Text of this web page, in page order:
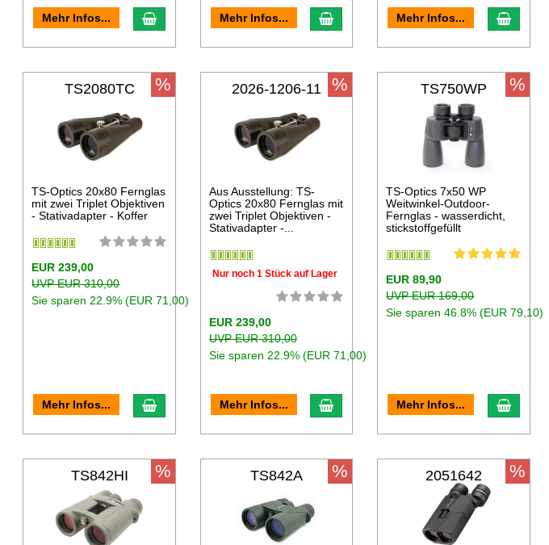
Mehr Infos... Mehr Infos... Mehr Infos...
TS2080TC
TS-Optics 20x80 Fernglas
mit zwei Triplet Objektiven
- Stativadapter - Koffer
EUR 239,00
UVP EUR 310,00
Sie sparen 22.9% (EUR 71,00)
Mehr Infos...
% 2026-1206-11
Aus Ausstellung: TS-
Optics 20x80 Fernglas mit
zwei Triplet Objektiven -
Stativadapter -...
Nur noch 1 Stück auf Lager
EUR 239,00
UVP EUR 310,00
Sie sparen 22.9% (EUR 71,00)
Mehr Infos...
% TS750WP
TS-Optics 7x50 WP
Weitwinkel-Outdoor-
Fernglas - wasserdicht,
stickstoffgefüllt
EUR 89,90
UVP EUR 169,00
Sie sparen 46.8% (EUR 79,10)
Mehr Infos...
%
TS842HI % TS842A % 2051642 %